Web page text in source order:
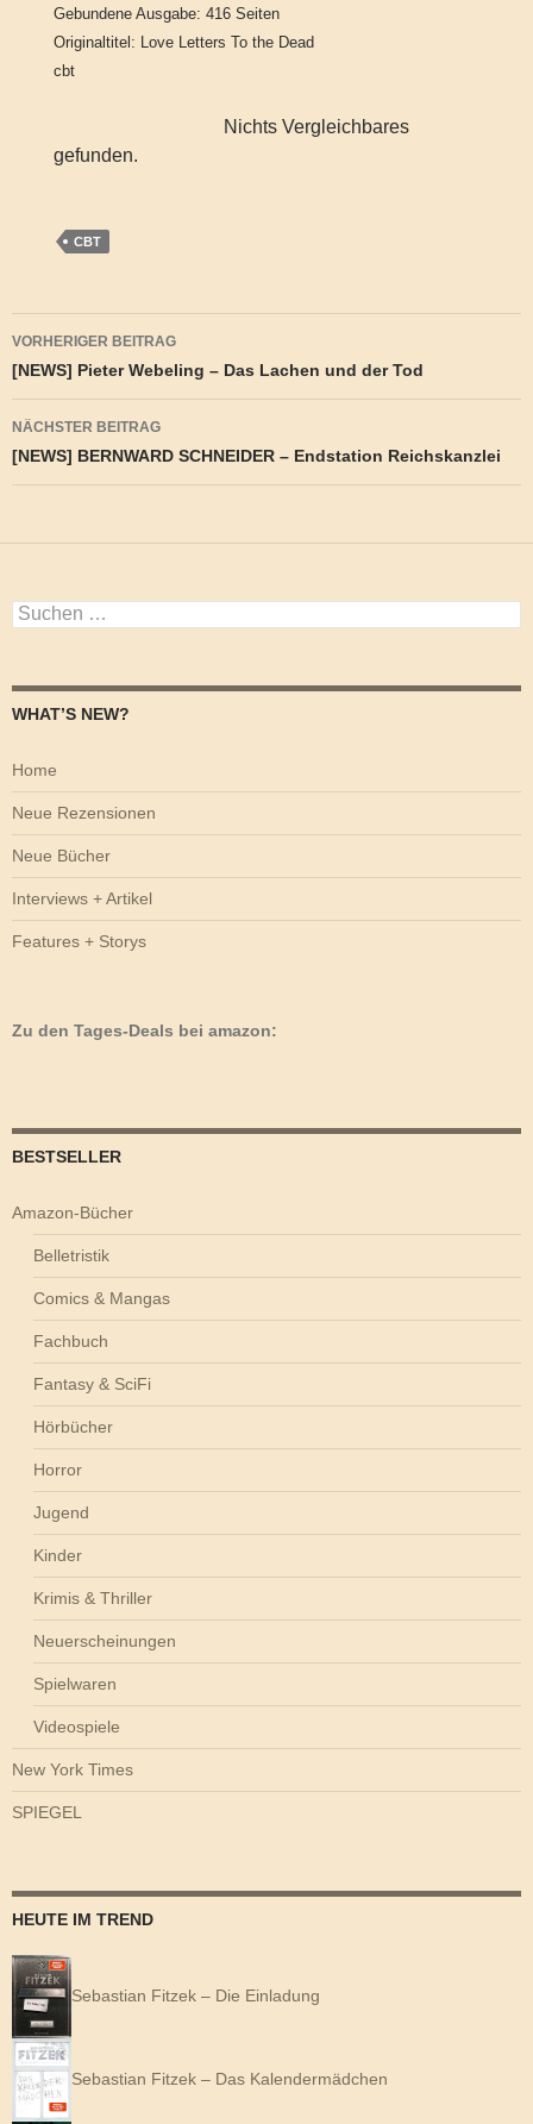
Gebundene Ausgabe: 416 Seiten
Originaltitel: Love Letters To the Dead
cbt
Nichts Vergleichbares
gefunden.
CBT
Beitragsnavigation
VORHERIGER BEITRAG
[NEWS] Pieter Webeling – Das Lachen und der Tod
NÄCHSTER BEITRAG
[NEWS] BERNWARD SCHNEIDER – Endstation Reichskanzlei
Suchen
nach:
WHAT’S NEW?
Home
Neue Rezensionen
Neue Bücher
Interviews + Artikel
Features + Storys
Zu den Tages-Deals bei amazon:
BESTSELLER
Amazon-Bücher
Belletristik
Comics & Mangas
Fachbuch
Fantasy & SciFi
Hörbücher
Horror
Jugend
Kinder
Krimis & Thriller
Neuerscheinungen
Spielwaren
Videospiele
New York Times
SPIEGEL
HEUTE IM TREND
Sebastian Fitzek – Die Einladung
Sebastian Fitzek – Das Kalendermädchen